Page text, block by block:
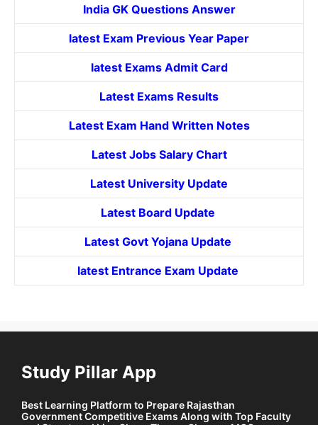
India GK Questions Answer
latest Exam Previous Year Paper
latest Exams Admit Card
Latest Exams Results
Latest Exam Hand Written Notes
Latest Jobs Salary Chart
Latest University Update
Latest Board Update
Latest Govt YojanaUpdate
latest Entrance Exam Update
Study Pillar App
Best Learning Platform to Prepare Rajasthan
Government Competitive Exams Along with Top Faculty